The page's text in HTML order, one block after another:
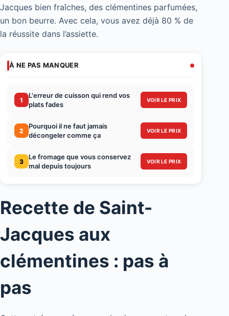
Jacques bien fraîches, des clémentines parfumées,
un bon beurre. Avec cela, vous avez déjà 80 % de
la réussite dans l’assiette.
À NE PAS MANQUER
1
L'erreur de cuisson qui rend vos
plats fades
VOIR LE PRIX
2
Pourquoi il ne faut jamais
décongeler comme ça
VOIR LE PRIX
3
Le fromage que vous conservez
mal depuis toujours
VOIR LE PRIX
Recette de Saint-
Jacques aux
clémentines : pas à
pas